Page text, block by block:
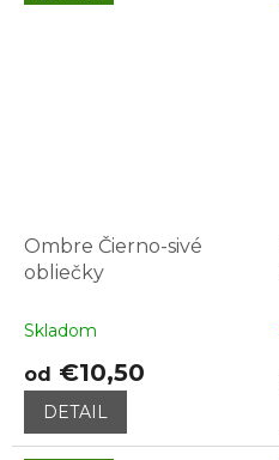
Ombre Čierno-sivé
obliečky
Skladom
od €10,50
DETAIL